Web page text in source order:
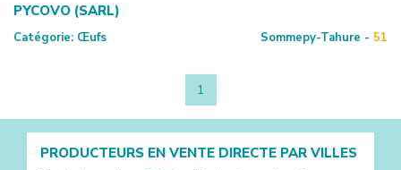
PYCOVO (SARL)
Catégorie: Œufs Sommepy-Tahure - 51
1
PRODUCTEURS EN VENTE DIRECTE PAR VILLES